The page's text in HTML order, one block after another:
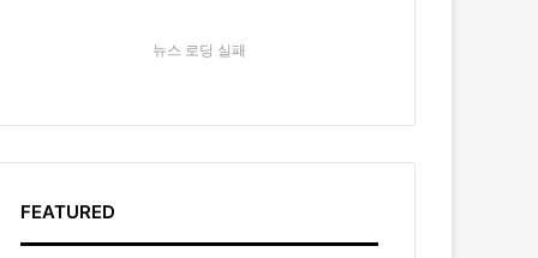
뉴스 로딩 실패
FEATURED